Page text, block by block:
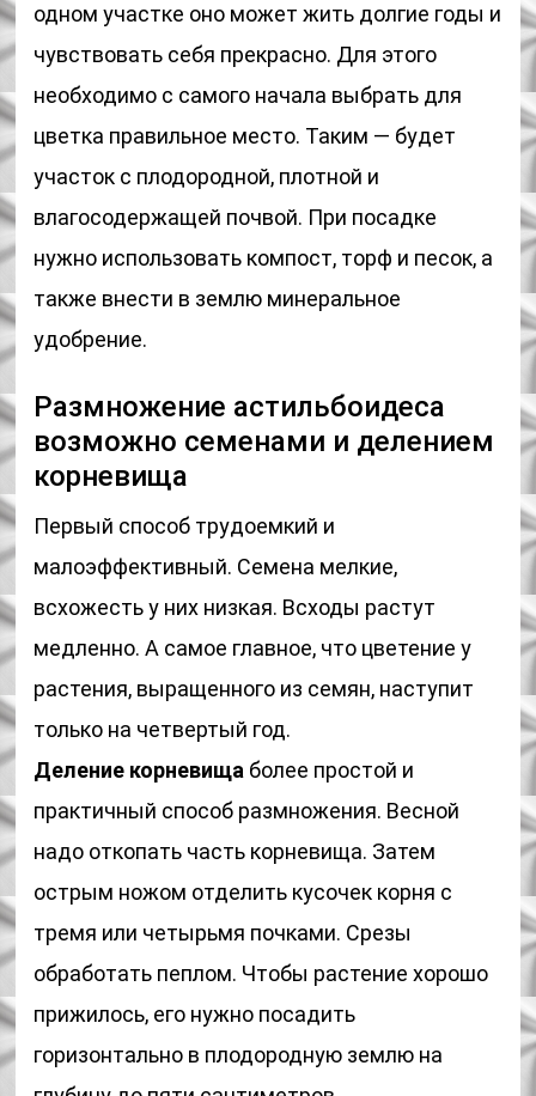
одном участке оно может жить долгие годы и
чувствовать себя прекрасно. Для этого
необходимо с самого начала выбрать для
цветка правильное место. Таким — будет
участок с плодородной, плотной и
влагосодержащей почвой. При посадке
нужно использовать компост, торф и песок, а
также внести в землю минеральное
удобрение.
Размножение астильбоидеса
возможно семенами и делением
корневища
Первый способ трудоемкий и
малоэффективный. Семена мелкие,
всхожесть у них низкая. Всходы растут
медленно. А самое главное, что цветение у
растения, выращенного из семян, наступит
только на четвертый год.
Деление корневища более простой и
практичный способ размножения. Весной
надо откопать часть корневища. Затем
острым ножом отделить кусочек корня с
тремя или четырьмя почками. Срезы
обработать пеплом. Чтобы растение хорошо
прижилось, его нужно посадить
горизонтально в плодородную землю на